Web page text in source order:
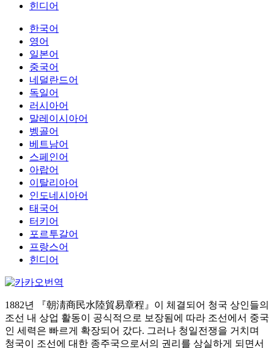
힌디어
한국어
영어
일본어
중국어
네덜란드어
독일어
러시아어
말레이시아어
벵골어
베트남어
스페인어
아랍어
이탈리아어
인도네시아어
태국어
터키어
포르투갈어
프랑스어
힌디어
1882년 『朝淸商民水陸貿易章程』이 체결되어 청국 상인들의
조선 내 상업 활동이 공식적으로 보장됨에 따라 조선에서 중국
인 세력은 빠르게 확장되어 갔다. 그러나 청일전쟁을 거치며
청국이 조선에 대한 종주국으로서의 권리를 상실하게 되면서